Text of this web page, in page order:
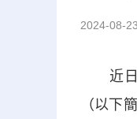
2024-08-
近日，
（以下